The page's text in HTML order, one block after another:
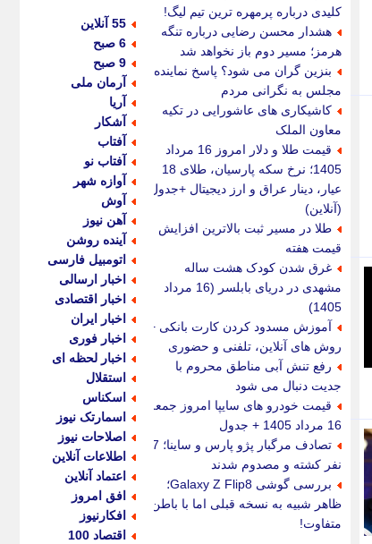
کلیدی درباره پرمهره ترین تیم لیگ!
هشدار محسن رضایی درباره تنگه
هرمز؛ مسیر دوم باز نخواهد شد
بنزین گران می شود؟ پاسخ نماینده
مجلس به نگرانی مردم
کاشیکاری های عاشورایی در تکیه
معاون الملک
قیمت طلا و دلار امروز 16 مرداد
1405؛ نرخ سکه پارسیان، طلای 18
عیار، دینار عراق و ارز دیجیتال +جدول
(آنلاین)
طلا در مسیر ثبت بالاترین افزایش
قیمت هفته
غرق شدن کودک هشت ساله
مشهدی در دریای بابلسر (16 مرداد
1405)
آموزش مسدود کردن کارت بانکی +
روش های آنلاین، تلفنی و حضوری
رفع تنش آبی مناطق محروم با
جدیت دنبال می شود
قیمت خودرو های سایپا امروز جمعه
16 مرداد 1405 + جدول
تصادف مرگبار پژو پارس و ساینا؛ 7
نفر کشته و مصدوم شدند
بررسی گوشی Galaxy Z Flip8؛
ظاهر شبیه به نسخه قبلی اما با باطن
متفاوت!
55 آنلاین
6 صبح
9 صبح
آرمان ملی
آریا
آشکار
آفتاب
آفتاب نو
آوازه شهر
آوش
آهن نیوز
آینده روشن
اتومبیل فارسی
اخبار ارسالی
اخبار اقتصادی
اخبار ایران
اخبار فوری
اخبار لحظه ای
استقلال
اسکناس
اسمارتک نیوز
اصلاحات نیوز
اطلاعات آنلاین
اعتماد آنلاین
افق امروز
افکارنیوز
اقتصاد 100